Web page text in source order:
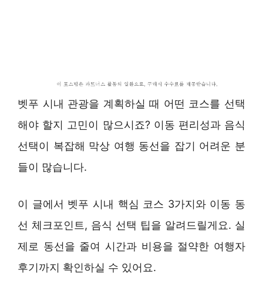
벳푸 시내 관광을 계획하실 때 어떤 코스를 선택
해야 할지 고민이 많으시죠? 이동 편리성과 음식
선택이 복잡해 막상 여행 동선을 잡기 어려운 분
들이 많습니다.
이 글에서 벳푸 시내 핵심 코스 3가지와 이동 동
선 체크포인트, 음식 선택 팁을 알려드릴게요. 실
제로 동선을 줄여 시간과 비용을 절약한 여행자
후기까지 확인하실 수 있어요.